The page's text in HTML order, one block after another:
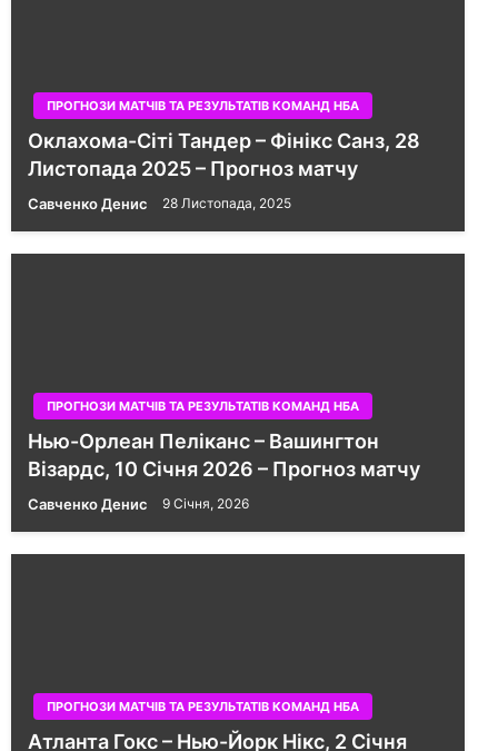
ПРОГНОЗИ МАТЧІВ ТА РЕЗУЛЬТАТІВ КОМАНД НБА
Оклахома-Сіті Тандер – Фінікс Санз, 28
Листопада 2025 – Прогноз матчу
Савченко Денис 28 Листопада, 2025
ПРОГНОЗИ МАТЧІВ ТА РЕЗУЛЬТАТІВ КОМАНД НБА
Нью-Орлеан Пеліканс – Вашингтон
Візардс, 10 Січня 2026 – Прогноз матчу
Савченко Денис 9 Січня, 2026
ПРОГНОЗИ МАТЧІВ ТА РЕЗУЛЬТАТІВ КОМАНД НБА
Атланта Гокс – Нью-Йорк Нікс, 2 Січня